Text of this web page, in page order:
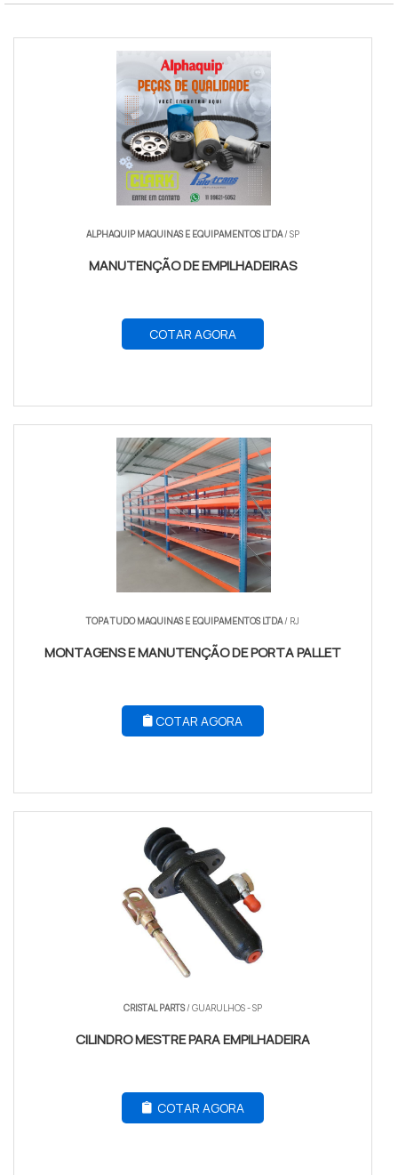
ALPHAQUIP MAQUINAS E EQUIPAMENTOS LTDA/ SP
MANUTENÇÃO DE EMPILHADEIRAS
COTAR AGORA
TOPA TUDO MAQUINAS E EQUIPAMENTOS LTDA/ RJ
MONTAGENS E MANUTENÇÃO DE PORTA PALLET
COTAR AGORA
CRISTAL PARTS/ GUARULHOS - SP
CILINDRO MESTRE PARA EMPILHADEIRA
COTAR AGORA